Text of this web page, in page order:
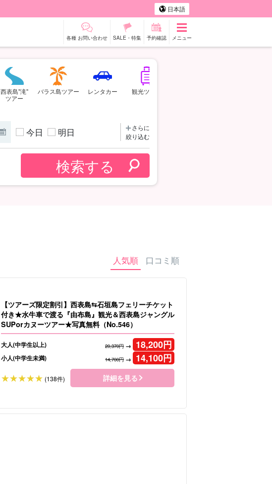
日本語
各種 お問い合わせ SALE・特集 予約確認 メニュー
西表島"滝"
ツアー
バラス島ツアー レンタカー 観光ツアー
今日 明日
さらに
絞り込む
人気順 口コミ順
【ツアーズ限定割引】西表島⇆石垣島フェリーチケット
付き★水牛車で渡る『由布島』観光＆西表島ジャングル
SUPorカヌーツアー★写真無料（No.546）
大人(中学生以上) 20,370円→ 18,200円
小人(中学生未満) 14,700円→ 14,100円
(138件) 詳細を見る